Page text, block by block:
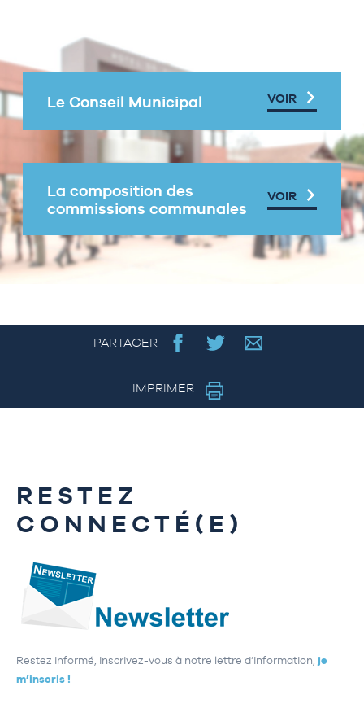
Le Conseil Municipal VOIR
La composition des
commissions communales
VOIR
PARTAGER
IMPRIMER
RESTEZ
CONNECTÉ(E)
Restez informé, inscrivez-vous à notre lettre d’information, je
m’inscris !